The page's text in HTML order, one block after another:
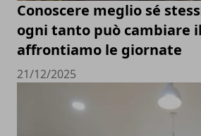
Conoscere meglio sé
ogni tanto può cambiare
affrontiamo le giornate
21/12/2025